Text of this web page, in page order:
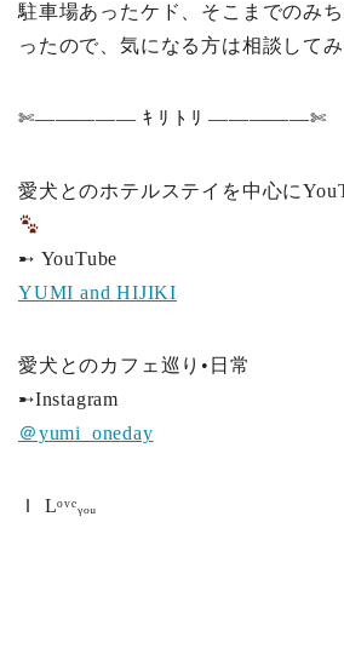
駐車場あったケド、そこまでのみ
ったので、気になる方は相談して
✄————— ｷ ﾘ ﾄ ﾘ —————✄
愛犬とのホテルステイを中心に
➸ YouTube
YUMI and HIJIKI
愛犬とのカフェ巡り•日常
➸Instagram
＠yumi_oneday
Ｉ Lᵒᵛᵉᵧₒᵤ